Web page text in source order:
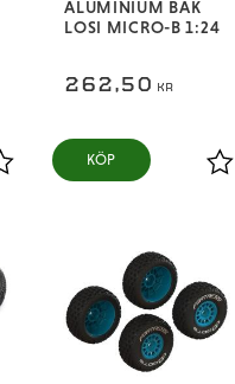
till i favoriter
ALUMINIUM BAK
LOSI MICRO-B 1:24
262,50 KR
KÖP